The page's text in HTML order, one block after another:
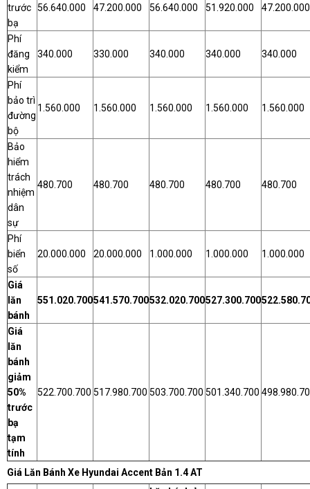
trước
bạ
56.640.000 47.200.000 56.640.000 51.920.000 47.200.000
Phí
đăng
kiểm
340.000 330.000 340.000 340.000 340.000
Phí
bảo trì
đường
bộ
1.560.000 1.560.000 1.560.000 1.560.000 1.560.000
Bảo
hiểm
trách
nhiệm
dân
sự
480.700 480.700 480.700 480.700 480.700
Phí
biển
số
20.000.000 20.000.000 1.000.000 1.000.000 1.000.000
Giá
lăn
bánh
551.020.700541.570.700532.020.700527.300.700
Giá
lăn
bánh
giảm
50%
trước
bạ
tạm
tính
522.700.700 517.980.700 503.700.700 501.340.700
Giá Lăn Bánh Xe Hyundai Accent Bản 1.4 AT